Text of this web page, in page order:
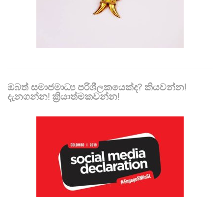
ඔබත් සමාජමාධ්‍ය පරිශීලකයෙක්ද? කියවන්න!
දැනගන්න! ක්‍රියාත්මකවන්න!